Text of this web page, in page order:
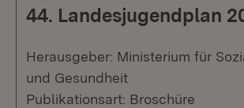
44. Landesjugendplan
Herausgeber: Ministerium für
und Gesundheit
Publikationsart: Broschüre